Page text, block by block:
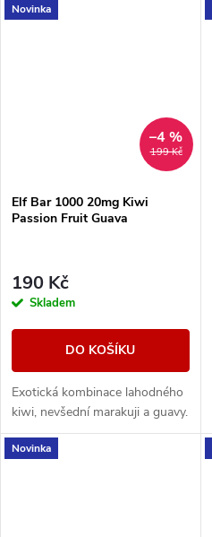
Novinka
199 Kč
–4 %
Elf Bar 1000 20mg Kiwi
Passion Fruit Guava
190 Kč
Skladem
DO KOŠÍKU
Exotická kombinace lahodného
kiwi, nevšední marakuji a guavy.
Novinka